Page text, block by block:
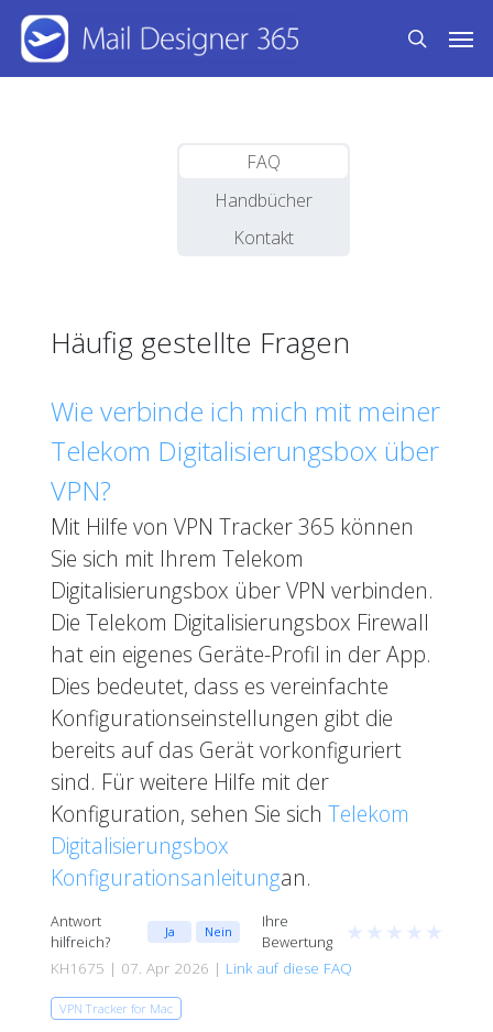
Skip
main
search
FAQ
Handbücher
Kontakt
Häufig gestellte Fragen
Wie verbinde ich mich mit meiner
Telekom Digitalisierungsbox über
VPN?
Mit Hilfe von VPN Tracker 365 können
Sie sich mit Ihrem Telekom
Digitalisierungsbox über VPN verbinden.
Die Telekom Digitalisierungsbox Firewall
hat ein eigenes Geräte-Profil in der App.
Dies bedeutet, dass es vereinfachte
Konfigurationseinstellungen gibt die
bereits auf das Gerät vorkonfiguriert
sind. Für weitere Hilfe mit der
Konfiguration, sehen Sie sich Telekom
Digitalisierungsbox
Konfigurationsanleitungan.
Antwort
hilfreich?
Ja Nein
Ihre
Bewertung
★ ★ ★ ★ ★
KH1675 | 07. Apr 2026 | Link auf diese FAQ
VPN Tracker for Mac